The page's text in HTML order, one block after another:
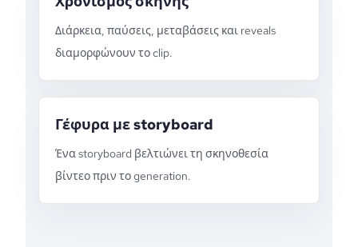
Διάρκεια, παύσεις, μεταβάσεις και reveals
διαμορφώνουν το clip.
Γέφυρα με storyboard
Ένα storyboard βελτιώνει τη σκηνοθεσία
βίντεο πριν το generation.